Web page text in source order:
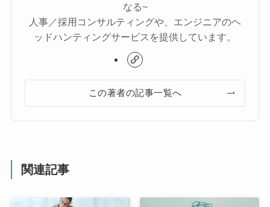
なる~
人事／採用コンサルティングや、エンジニアのヘ
ッドハンティングサービスを提供しています。
この著者の記事一覧へ
関連記事